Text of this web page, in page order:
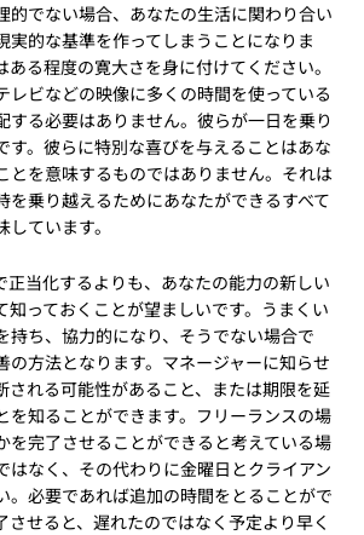
的でない場合、あなたの生活に関わり合い
実的な基準を作ってしまうことになりま
る程度の寛大さを身に付けてください。
レビなどの映像に多くの時間を使っている
する必要はありません。彼らが一日を乗り
す。彼らに特別な喜びを与えることはあな
とを意味するものではありません。それは
を乗り越えるためにあなたができるすべて
ています。
当化するよりも、あなたの能力の新しい
知っておくことが望ましいです。うまくい
持ち、協力的になり、そうでない場合で
の方法となります。マネージャーに知らせ
される可能性があること、または期限を延
を知ることができます。フリーランスの場
を完了させることができると考えている場
はなく、その代わりに金曜日とクライアン
。必要であれば追加の時間をとることがで
させると、遅れたのではなく予定より早く